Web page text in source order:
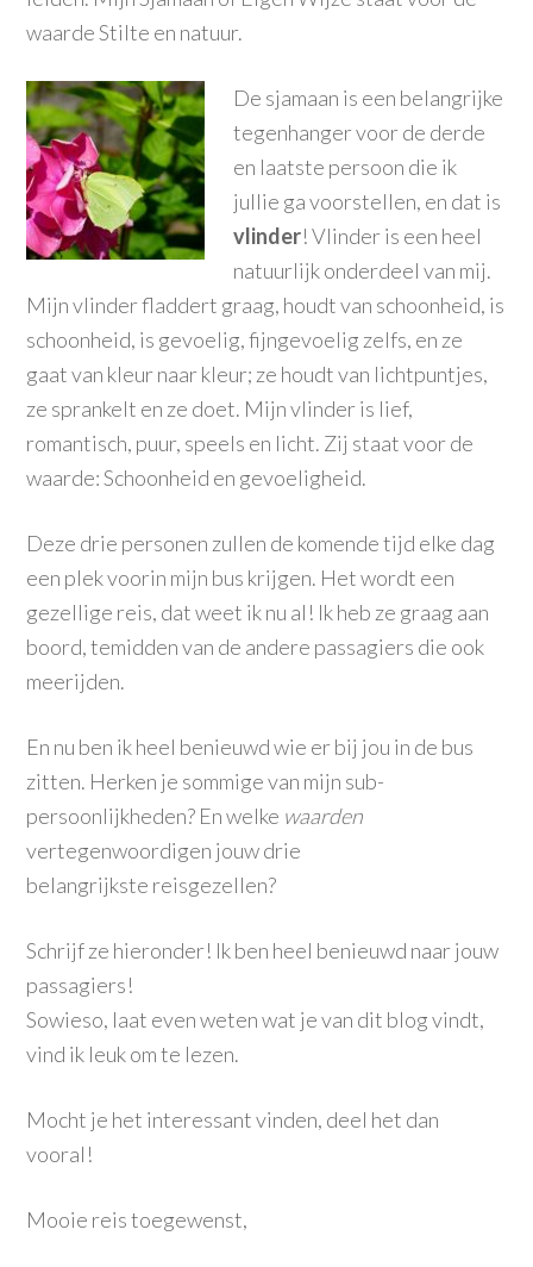
waarde Stilte en natuur.
De sjamaan is een belangrijke
tegenhanger voor de derde
en laatste persoon die ik
jullie ga voorstellen, en dat is
vlinder! Vlinder is een heel
natuurlijk onderdeel van mij.
Mijn vlinder fladdert graag, houdt van schoonheid, is
schoonheid, is gevoelig, fijngevoelig zelfs, en ze
gaat van kleur naar kleur; ze houdt van lichtpuntjes,
ze sprankelt en ze doet. Mijn vlinder is lief,
romantisch, puur, speels en licht. Zij staat voor de
waarde: Schoonheid en gevoeligheid.
Deze drie personen zullen de komende tijd elke dag
een plek voorin mijn bus krijgen. Het wordt een
gezellige reis, dat weet ik nu al! Ik heb ze graag aan
boord, temidden van de andere passagiers die ook
meerijden.
En nu ben ik heel benieuwd wie er bij jou in de bus
zitten. Herken je sommige van mijn sub-
persoonlijkheden? En welke waarden
vertegenwoordigen jouw drie
belangrijkste reisgezellen?
Schrijf ze hieronder! Ik ben heel benieuwd naar jouw
passagiers!
Sowieso, laat even weten wat je van dit blog vindt,
vind ik leuk om te lezen.
Mocht je het interessant vinden, deel het dan
vooral!
Mooie reis toegewenst,